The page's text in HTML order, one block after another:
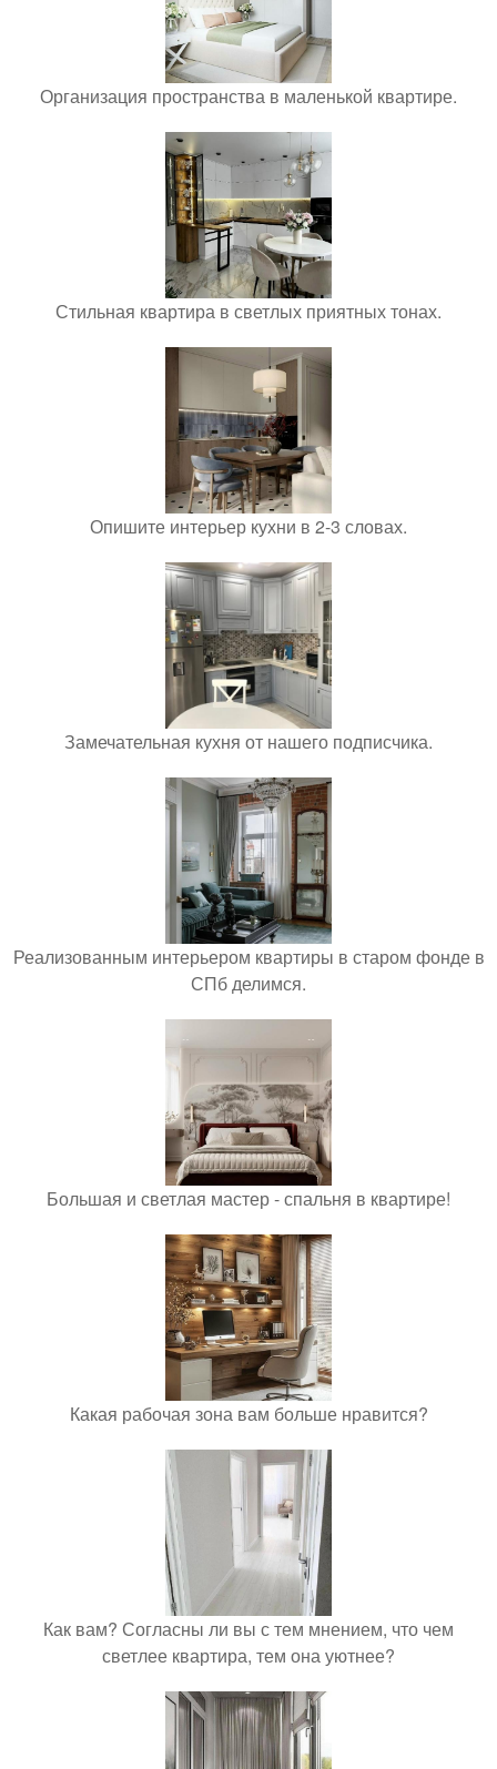
Организация пространства в маленькой квартире.
Стильная квартира в светлых приятных тонах.
Опишите интерьер кухни в 2-3 словах.
Замечательная кухня от нашего подписчика.
Реализованным интерьером квартиры в старом фонде в
СПб делимся.
Большая и светлая мастер - спальня в квартире!
Какая рабочая зона вам больше нравится?
Как вам? Согласны ли вы с тем мнением, что чем
светлее квартира, тем она уютнее?